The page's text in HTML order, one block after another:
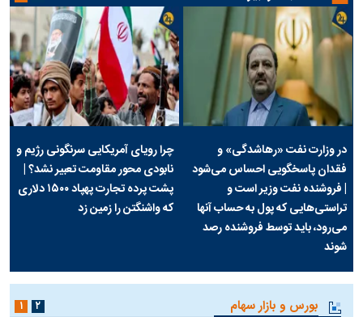
در وزارت نفت «رهاشدگی» و
فقدان پاسخگویی احساس می‌شود
| فروشنده نفت وزیر است و
تراستی‌هایی که پول به حساب آنها
می‌رود، باید توسط فروشنده رصد
شوند
چرا رویای آمریکایی سرنگونی رژیم و
نابودی محور مقاومت تعبیر نشد؟ |
پشت پرده تجارت پهپاد‌ ۱۵۰۰ دلاری
که واشنگتن را زمین زد
بورس و بازار سهام ۱ ۲